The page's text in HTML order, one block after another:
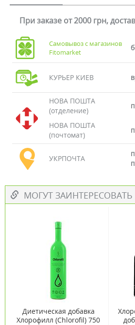
При заказе от 2000 грн,
Самовывоз с магазинов
Fitomarket
КУРЬЕР КИЕВ
НОВА ПОШТА
(отделение)
НОВА ПОШТА
(почтомат)
УКРПОЧТА
МОГУТ ЗАИНТЕРЕСОВАТЬ
Диетическая добавка
Хлорофилл (Chlorofil) 750